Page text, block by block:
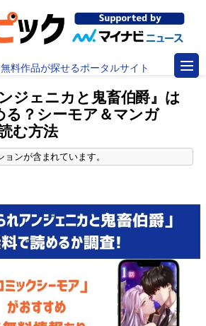
料作品が探せるポータルサイト
ジェニカと鬼畜伯爵』は
る？シーモア＆マンガ
む方法